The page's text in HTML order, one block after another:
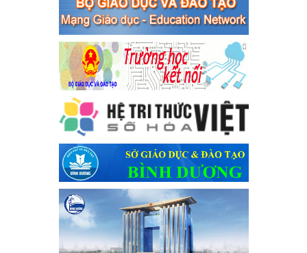
bạc và đánh bạc
Ngày ban hành: 04/03/2024
Kế hoạch Tổ chức Hội trại truyền thống học sinh thị xã Bến
Cát Lần thứ VIII, năm học 2023-2024
Kế hoạch Tổ chức Hội trại truyền thống học sinh thị xã Bến Cát
Lần thứ VIII, năm học 2023-2024
Ngày ban hành: 28/12/2023
Phối hợp rà soát nhu cầu tiêm vắc xin phòng Covid 19
Phối hợp rà soát nhu cầu tiêm vắc xin phòng Covid 19
Ngày ban hành: 22/11/2023
Phát động, triển khai Cuộc thi " An toàn giao thông cho nụ
cười ngày mai" dành cho học sinh và giáo viên trung học
năm học 2023-2024
Phát động, triển khai Cuộc thi " An toàn giao thông cho nụ cười
ngày mai" dành cho học sinh và giáo viên trung học năm học